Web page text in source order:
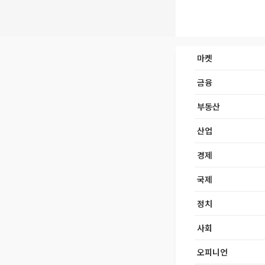
마켓
금융
부동산
산업
경제
국제
정치
사회
오피니언